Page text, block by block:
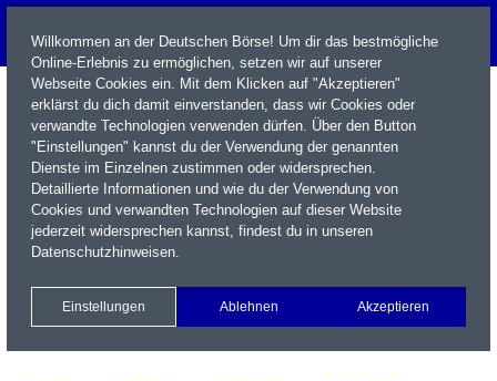
Name / WKN / ISIN / Kürzel
Xetra Realtime
Watchlist Portfolio Login
Willkommen an der Deutschen Börse! Um dir das bestmögliche
Online-Erlebnis zu ermöglichen, setzen wir auf unserer
Webseite Cookies ein. Mit dem Klicken auf "Akzeptieren"
erklärst du dich damit einverstanden, dass wir Cookies oder
verwandte Technologien verwenden dürfen. Über den Button
"Einstellungen" kannst du der Verwendung der genannten
Dienste im Einzelnen zustimmen oder widersprechen.
Detaillierte Informationen und wie du der Verwendung von
Cookies und verwandten Technologien auf dieser Website
jederzeit widersprechen kannst, findest du in unseren
Datenschutzhinweisen.
Einstellungen Ablehnen Akzeptieren